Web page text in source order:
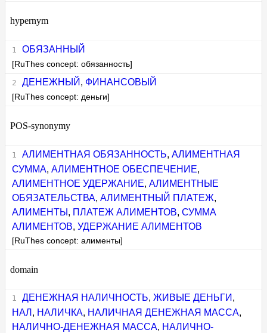
hypernym
ОБЯЗАННЫЙ
[RuThes concept: обязанность]
ДЕНЕЖНЫЙ , ФИНАНСОВЫЙ
[RuThes concept: деньги]
POS-synonymy
АЛИМЕНТНАЯ ОБЯЗАННОСТЬ, АЛИМЕНТНАЯ
СУММА,АЛИМЕНТНОЕ ОБЕСПЕЧЕНИЕ,
АЛИМЕНТНОЕ УДЕРЖАНИЕ,АЛИМЕНТНЫЕ
ОБЯЗАТЕЛЬСТВА,АЛИМЕНТНЫЙ ПЛАТЕЖ,
АЛИМЕНТЫ , ПЛАТЕЖ АЛИМЕНТОВ,СУММА
АЛИМЕНТОВ,УДЕРЖАНИЕ АЛИМЕНТОВ
[RuThes concept: алименты]
domain
ДЕНЕЖНАЯ НАЛИЧНОСТЬ, ЖИВЫЕ ДЕНЬГИ ,
НАЛ , НАЛИЧКА, НАЛИЧНАЯ ДЕНЕЖНАЯ МАССА,
НАЛИЧНО-ДЕНЕЖНАЯ МАССА, НАЛИЧНО-